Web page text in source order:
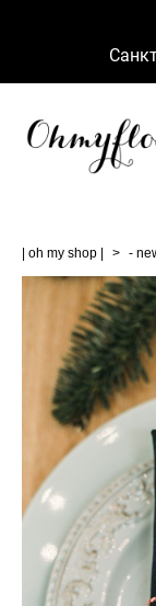
| oh my shop | > -